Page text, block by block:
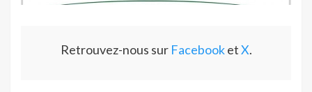
Retrouvez-nous sur FacebooketX.